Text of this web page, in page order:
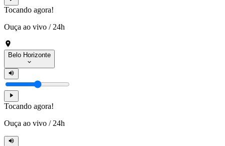
Tocando agora!
Ouça ao vivo / 24h
Belo Horizonte
Tocando agora!
Ouça ao vivo / 24h